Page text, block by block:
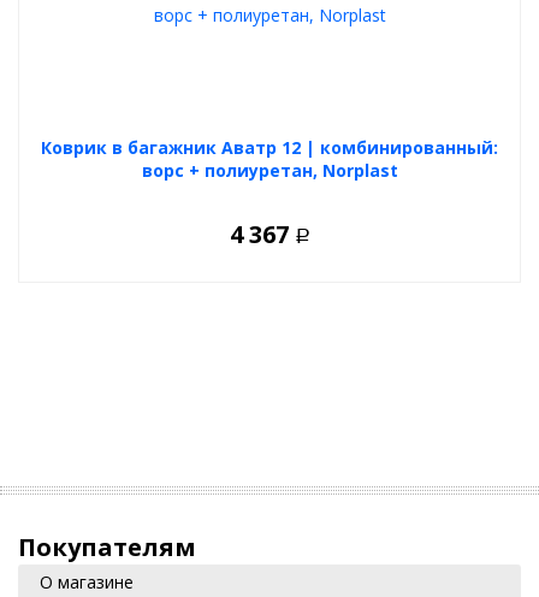
Коврик в багажник Аватр 12 | комбинированный:
ворс + полиуретан, Norplast
4 367 Р
Покупателям
О магазине